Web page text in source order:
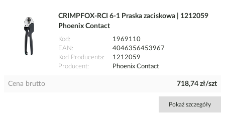
CRIMPFOX-RCI 6-1 Praska zaciskowa | 1212059
Phoenix Contact
Kod
1969110
EAN
4046356453967
Kod Producenta
1212059
Producent
Phoenix Contact
Cena brutto 718,74 zł/szt
Pokaż szczegóły